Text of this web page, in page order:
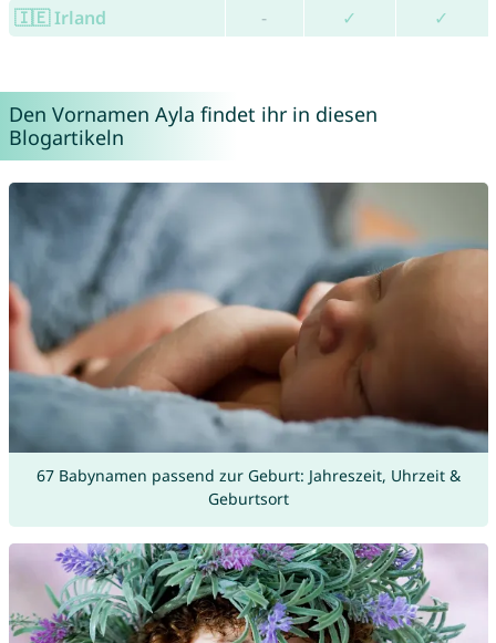
🇮🇪 Irland
- ✓ ✓
Den Vornamen Ayla findet ihr in diesen
Blogartikeln
67 Babynamen passend zur Geburt: Jahreszeit, Uhrzeit &
Geburtsort